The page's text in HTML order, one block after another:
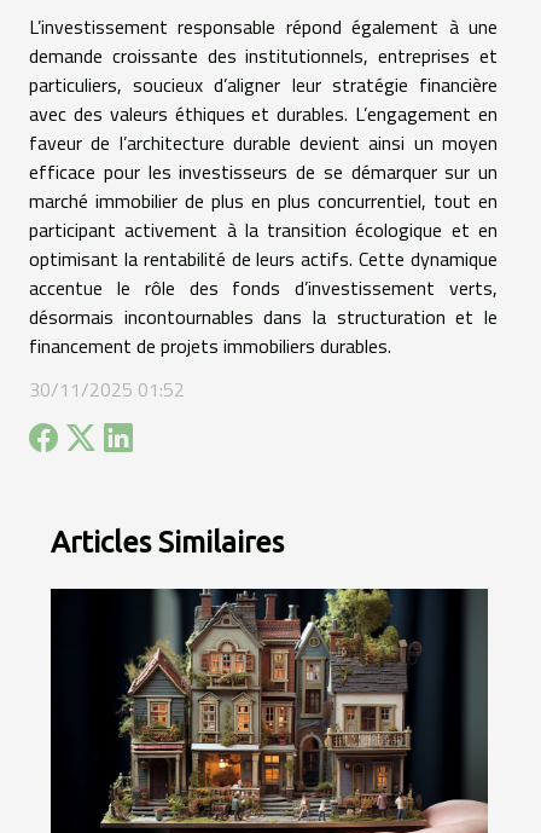
L’investissement responsable répond également à une
demande croissante des institutionnels, entreprises et
particuliers, soucieux d’aligner leur stratégie financière
avec des valeurs éthiques et durables. L’engagement en
faveur de l’architecture durable devient ainsi un moyen
efficace pour les investisseurs de se démarquer sur un
marché immobilier de plus en plus concurrentiel, tout en
participant activement à la transition écologique et en
optimisant la rentabilité de leurs actifs. Cette dynamique
accentue le rôle des fonds d’investissement verts,
désormais incontournables dans la structuration et le
financement de projets immobiliers durables.
30/11/2025 01:52
Articles Similaires